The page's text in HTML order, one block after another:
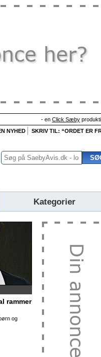
- en Click Sæby
NYHED SKRIV TIL: “ORDET ER
Kategorier
rammer
og